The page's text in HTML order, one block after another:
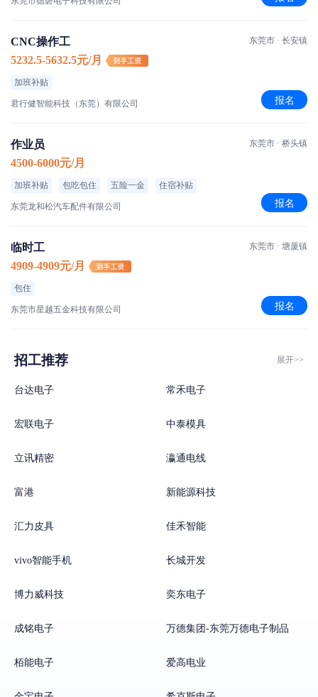
CNC操作工
5232.5-5632.5元/月
加班补贴
君行健智能科技（东莞）有限公司
东莞市 · 长安镇
报名
作业员
4500-6000元/月
加班补贴 包吃包住 五险一金 住宿补贴
东莞龙和松汽车配件有限公司
东莞市 · 桥头镇
报名
临时工
4909-4909元/月
包住
东莞市星越五金科技有限公司
东莞市 · 塘厦镇
报名
招工推荐 展开>>
台达电子 常禾电子
宏联电子 中泰模具
立讯精密 瀛通电线
富港 新能源科技
汇力皮具 佳禾智能
vivo智能手机 长城开发
博力威科技 奕东电子
成铭电子 万德集团-东莞万德电子制品
栢能电子 爱高电业